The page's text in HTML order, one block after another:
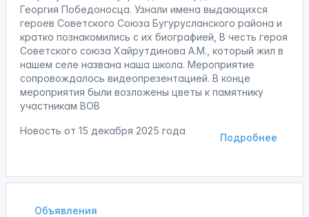
Георгия Победоносца. Узнали имена выдающихся
героев Советского Союза Бугурусланского района и
кратко познакомились с их биографией, В честь героя
Советского союза Хайрутдинова А.М., который жил в
нашем селе названа наша школа. Мероприятие
сопровождалось видеопрезентацией. В конце
мероприятия были возложены цветы к памятнику
участникам ВОВ
Подробнее
Новость от 15 декабря 2025 года
Объявления